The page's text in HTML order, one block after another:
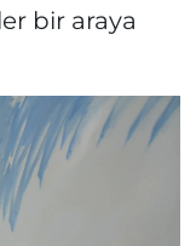
bir araya